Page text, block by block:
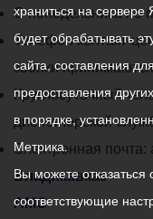
График
работы
администрации
местного
самоуправления
города
Владикавказ:
С понедельника по
Телефон контакт-
звонки
Круглосуточный
диспетчерской
Электронная почта:
Владикавказ
АМС
храниться на
будет обрабатывать
сайта, составления
предоставления
в порядке,
Метрика.
Вы можете отказаться
соответствующие